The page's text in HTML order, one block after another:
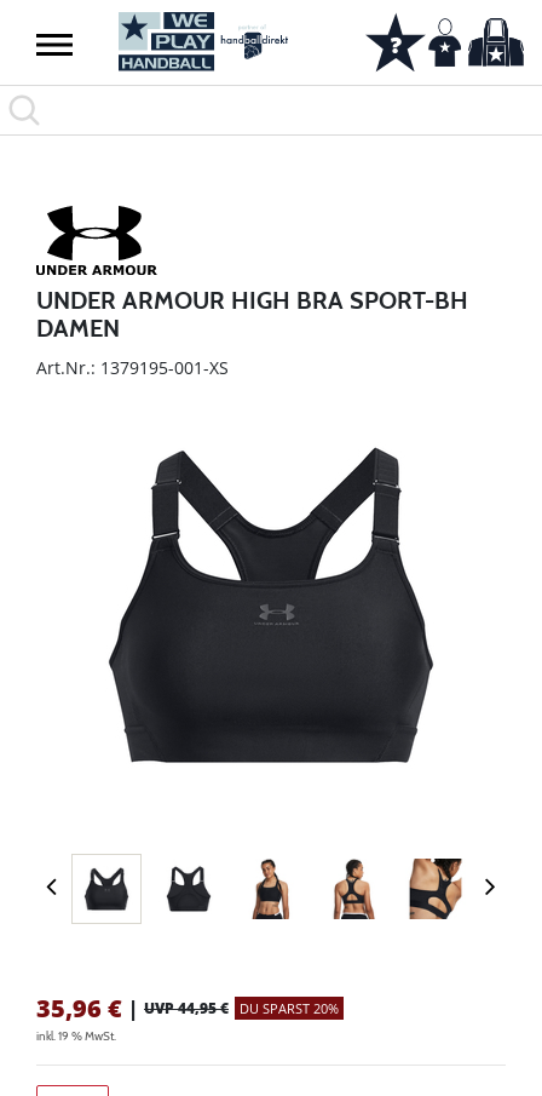
UNDER ARMOUR HIGH BRA SPORT-BH
DAMEN
Art.Nr.: 1379195-001-XS
35,96 € | UVP 44,95 € DU SPARST 20%
inkl. 19 % MwSt.